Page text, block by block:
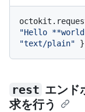
"Hello
"text/plain"
rest エンド
求を行う